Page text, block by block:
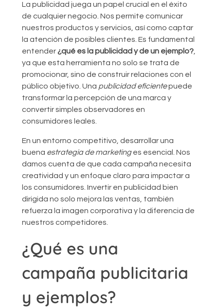
La publicidad juega un papel crucial en el éxito
de cualquier negocio. Nos permite comunicar
nuestros productos y servicios, así como captar
la atención de posibles clientes. Es fundamental
entender¿qué es la publicidad y de un ejemplo?,
ya que esta herramienta no solo se trata de
promocionar, sino de construir relaciones con el
público objetivo. Una publicidad eficientepuede
transformar la percepción de una marca y
convertir simples observadores en
consumidores leales.
En un entorno competitivo, desarrollar una
buena estrategia de marketinges esencial. Nos
damos cuenta de que cada campaña necesita
creatividad y un enfoque claro para impactar a
los consumidores. Invertir en publicidad bien
dirigida no solo mejora las ventas, también
refuerza la imagen corporativa y la diferencia de
nuestros competidores.
¿Qué es una
campaña publicitaria
y ejemplos?